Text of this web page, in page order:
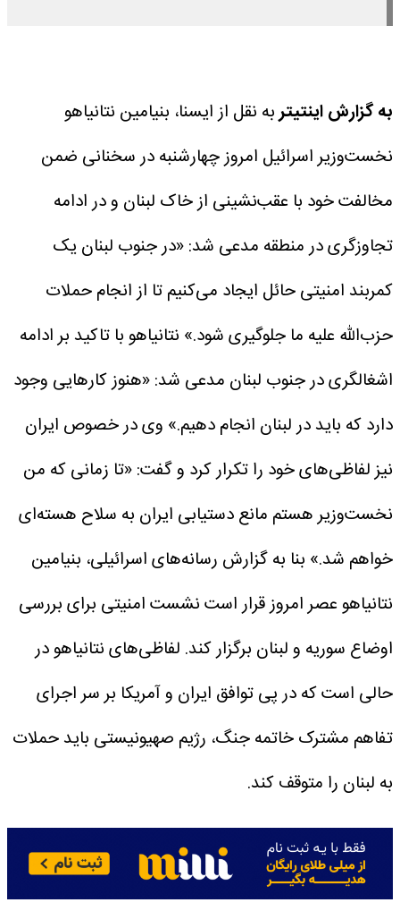
به گزارش اینتیتربه نقل از ایسنا، بنیامین نتانیاهو
نخست‌وزیر اسرائیل امروز چهارشنبه در سخنانی ضمن
مخالفت خود با عقب‌نشینی از خاک لبنان و در ادامه
تجاوزگری در منطقه مدعی شد: «در جنوب لبنان یک
کمربند امنیتی حائل ایجاد می‌کنیم تا از انجام حملات
حزب‌الله علیه ما جلوگیری شود.» نتانیاهو با تاکید بر ادامه
اشغالگری در جنوب لبنان مدعی شد: «هنوز کار‌هایی وجود
دارد که باید در لبنان انجام دهیم.» وی در خصوص ایران
نیز لفاظی‌های خود را تکرار کرد و گفت: «تا زمانی که من
نخست‌وزیر هستم مانع دستیابی ایران به سلاح هسته‌ای
خواهم شد.» بنا به گزارش رسانه‌های اسرائیلی، بنیامین
نتانیاهو عصر امروز قرار است نشست امنیتی برای بررسی
اوضاع سوریه و لبنان برگزار کند. لفاظی‌های نتانیاهو در
حالی است که در پی توافق ایران و آمریکا بر سر اجرای
تفاهم مشترک خاتمه جنگ، رژیم صهیونیستی باید حملات
به لبنان را متوقف کند.